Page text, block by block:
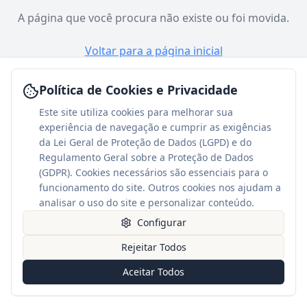
Política de Cookies e Privacidade
Este site utiliza cookies para melhorar sua
experiência de navegação e cumprir as exigências
da Lei Geral de Proteção de Dados (LGPD) e do
Regulamento Geral sobre a Proteção de Dados
(GDPR). Cookies necessários são essenciais para o
funcionamento do site. Outros cookies nos ajudam a
analisar o uso do site e personalizar conteúdo.
Configurar
Rejeitar Todos
Aceitar Todos
A página que você procura não existe ou foi movida.
Voltar para a página inicial